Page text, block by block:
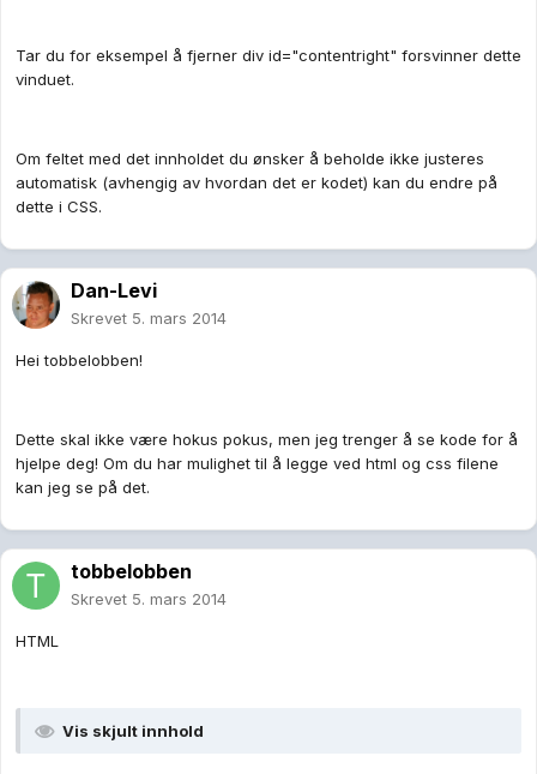
Tar du for eksempel å fjerner div id="contentright" forsvinner dette
vinduet.
Om feltet med det innholdet du ønsker å beholde ikke justeres
automatisk (avhengig av hvordan det er kodet) kan du endre på
dette i CSS.
Dan-Levi
Skrevet 5. mars 2014
Hei tobbelobben!
Dette skal ikke være hokus pokus, men jeg trenger å se kode for å
hjelpe deg! Om du har mulighet til å legge ved html og css filene
kan jeg se på det.
tobbelobben
Skrevet 5. mars 2014
HTML
Vis skjult innhold